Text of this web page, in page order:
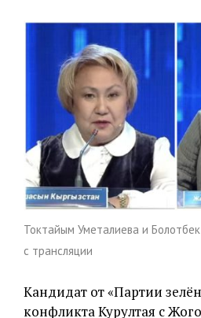
Токтайым Уметалиева и
с трансляции
Кандидат от «Партии
конфликта Курултая с